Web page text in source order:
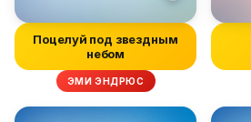
Поцелуй под звездным
небом
ЭМИ ЭНДРЮС